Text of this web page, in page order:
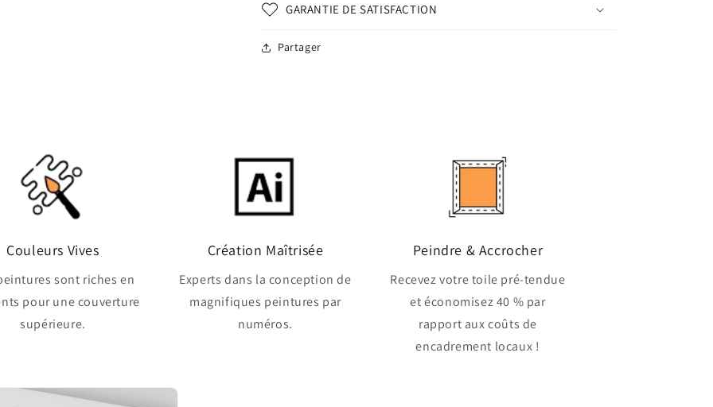
GARANTIE DE SATISFACTION
Partager
Couleurs Vives
sont riches en
pour une couverture
supérieure.
Création Maîtrisée
Experts dans la conception de
magnifiques peintures par
numéros.
Peindre & Accrocher
Recevez votre toile pré-tendue
et économisez 40 % par
rapport aux coûts de
encadrement locaux !